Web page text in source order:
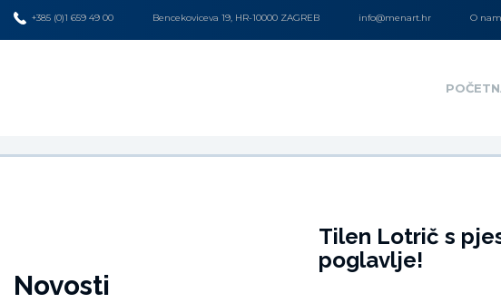
+385 (0)1 659 49 00 Bencekoviceva 19, HR-10000 ZAGREB info@menart.hr O
Novosti
Tilen Lotrič s
poglavlje!